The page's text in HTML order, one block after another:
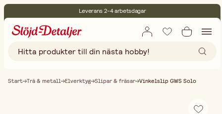
Leverans 2-4 arbetsdagar
Fri frakt vid köp över 499:-
Start Trä & metall Elverktyg Slipar & fräsar Vinkelslip GWS Solo